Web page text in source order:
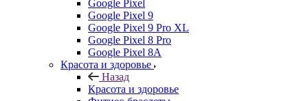
Google Pixel
Google Pixel 9
Google Pixel 9 Pro XL
Google Pixel 8 Pro
Google Pixel 8A
Красота и здоровье
Назад
Красота и здоровье